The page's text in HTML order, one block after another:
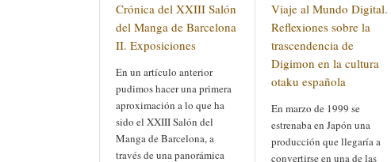
Crónica del XXIII Salón
del Manga de Barcelona
II. Exposiciones
En un artículo anterior
pudimos hacer una primera
aproximación a lo que ha
sido el XXIII Salón del
Manga de Barcelona, a
través de una panorámica
Viaje al Mundo Digital.
Reflexiones sobre la
trascendencia de
Digimon en la cultura
otaku española
En marzo de 1999 se
estrenaba en Japón una
producción que llegaría a
convertirse en una de las